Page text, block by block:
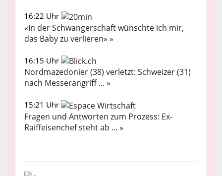
16:22 Uhr
«In der Schwangerschaft wünschte ich mir,
das Baby zu verlieren» »
16:15 Uhr
Nordmazedonier (38) verletzt: Schweizer (31)
nach Messerangriff ... »
15:21 Uhr
Fragen und Antworten zum Prozess: Ex-
Raiffeisenchef steht ab ... »